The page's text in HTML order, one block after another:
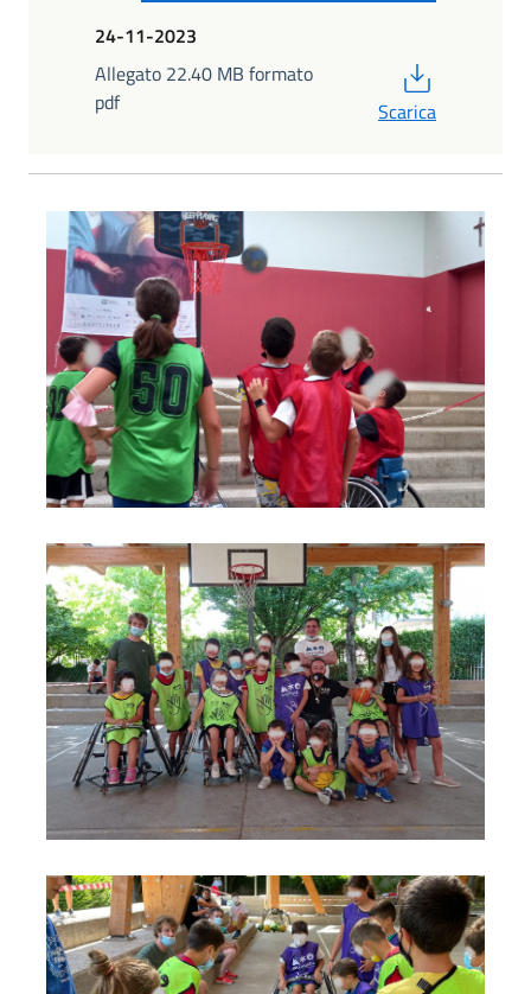
24-11-2023
Allegato 22.40 MB formato
pdf
Scarica
foto
foto
foto